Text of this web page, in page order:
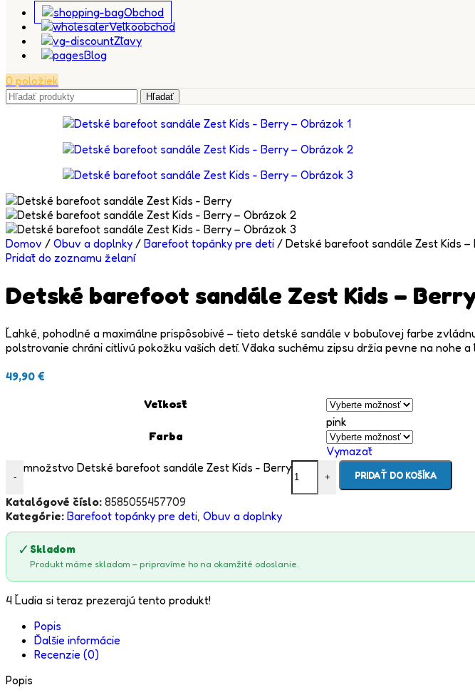
Obchod
Veľkoobchod
Zľavy
Blog
0 položiek
Hľadať
Domov / Obuv a doplnky / Barefoot topánky pre deti / Detské barefoot sandále Zest Kids –
Pridať do zoznamu želaní
Detské barefoot sandále Zest Kids –
Ľahké, pohodlné a maximálne prispôsobivé – tieto detské sandále v bobuľovej farbe
polstrovanie chráni citlivú pokožku vašich detí. Vďaka suchému zipsu držia pevne na nohe a
49,90 €
Veľkosť
Farba
pink
Vymazať
-
množstvo Detské barefoot sandále Zest Kids - Berry
+ PRIDAŤ DO KOŠÍKA
Katalógové číslo: 8585055457709
Kategórie: Barefoot topánky pre deti Obuv a doplnky
✓ Skladom
Produkt máme skladom – pripravíme ho na okamžité odoslanie.
4 Ľudia si teraz prezerajú tento produkt!
Popis
Ďalšie informácie
Recenzie (0)
Popis